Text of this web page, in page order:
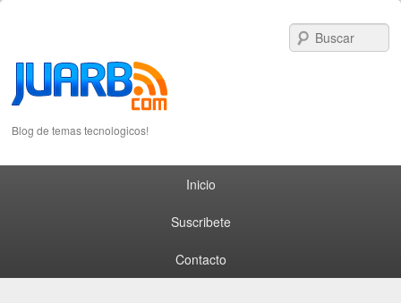
Blog de temas tecnologicos!
Inicio
Suscribete
Contacto